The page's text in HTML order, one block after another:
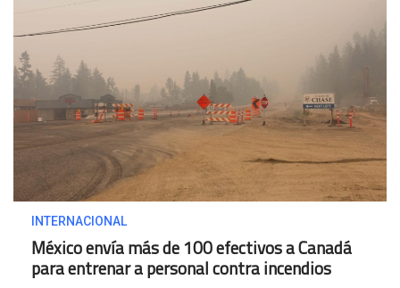
INTERNACIONAL
México envía más de 100 efectivos a Canadá
para entrenar a personal contra incendios